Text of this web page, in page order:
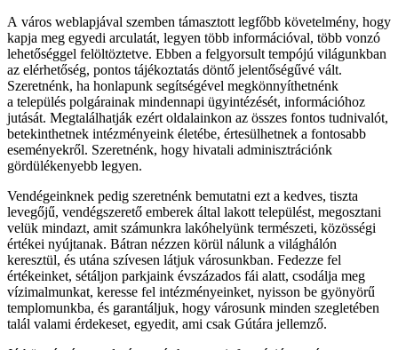
A város weblapjával szemben támasztott legfőbb követelmény, hogy
kapja meg egyedi arculatát, legyen több információval, több vonzó
lehetőséggel felöltöztetve. Ebben a felgyorsult tempójú világunkban
az elérhetőség, pontos tájékoztatás döntő jelentőségűvé vált.
Szeretnénk, ha honlapunk segítségével megkönnyíthetnénk
a település polgárainak mindennapi ügyintézését, információhoz
jutását. Megtalálhatják ezért oldalainkon az összes fontos tudnivalót,
betekinthetnek intézményeink életébe, értesülhetnek a fontosabb
eseményekről. Szeretnénk, hogy hivatali adminisztrációnk
gördülékenyebb legyen.
Vendégeinknek pedig szeretnénk bemutatni ezt a kedves, tiszta
levegőjű, vendégszerető emberek által lakott települést, megosztani
velük mindazt, amit számunkra lakóhelyünk természeti, közösségi
értékei nyújtanak. Bátran nézzen körül nálunk a világhálón
keresztül, és utána szívesen látjuk városunkban. Fedezze fel
értékeinket, sétáljon parkjaink évszázados fái alatt, csodálja meg
vízimalmunkat, keresse fel intézményeinket, nyisson be gyönyörű
templomunkba, és garantáljuk, hogy városunk minden szegletében
talál valami érdekeset, egyedit, ami csak Gútára jellemző.